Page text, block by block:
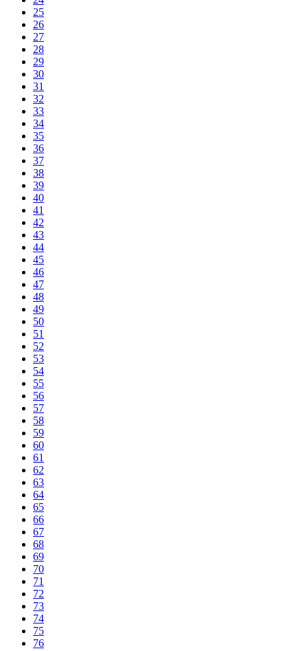
25
26
27
28
29
30
31
32
33
34
35
36
37
38
39
40
41
42
43
44
45
46
47
48
49
50
51
52
53
54
55
56
57
58
59
60
61
62
63
64
65
66
67
68
69
70
71
72
73
74
75
76